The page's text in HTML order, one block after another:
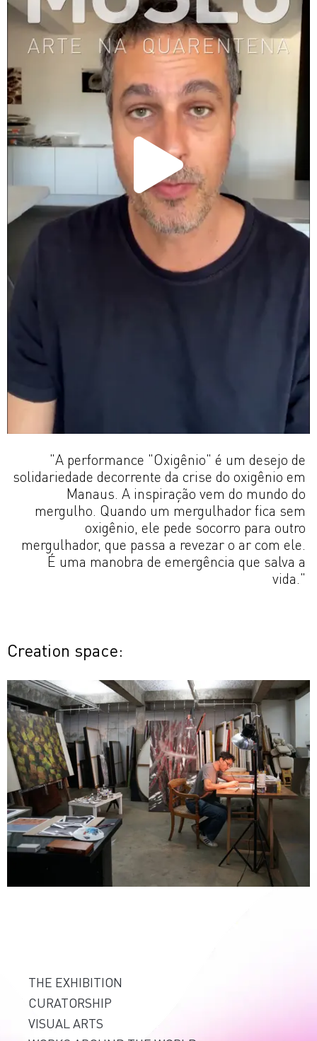
"A performance "Oxigênio" é um desejo de
solidariedade decorrente da crise do oxigênio em
Manaus. A inspiração vem do mundo do
mergulho. Quando um mergulhador fica sem
oxigênio, ele pede socorro para outro
mergulhador, que passa a revezar o ar com ele.
É uma manobra de emergência que salva a
vida."
Creation space:
THE EXHIBITION
CURATORSHIP
VISUAL ARTS